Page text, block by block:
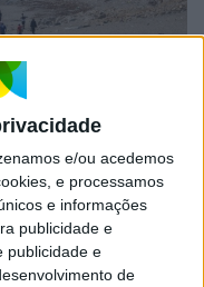
e/ou acedemos
e processamos
e informações
publicidade e
publicidade e
de
do